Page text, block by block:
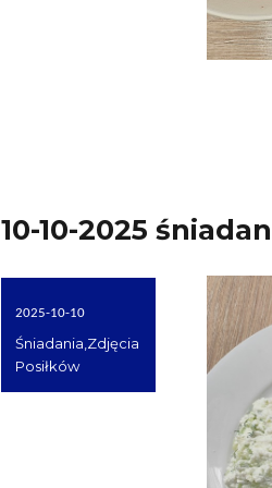
10-10-2025
Opublikowano
dnia
2025-10-10
Kategorie
Śniadania Zdjęcia
Posiłków